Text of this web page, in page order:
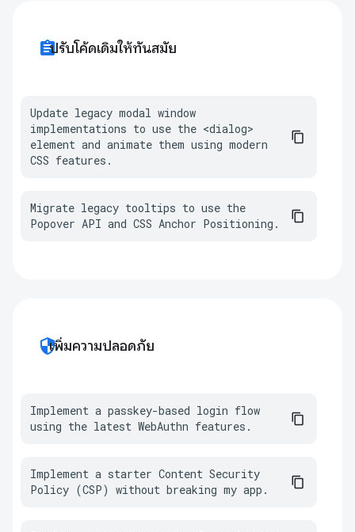
assignmentปรับโค้ดเดิมให้ทันสมัย
Update legacy modal window
implementations to use the <dialog>
element and animate them using modern
CSS features.
Migrate legacy tooltips to use the
Popover API and CSS Anchor Positioning.
securityเพิ่มความปลอดภัย
Implement a passkey-based login flow
using the latest WebAuthn features.
Implement a starter Content Security
Policy (CSP) without breaking my app.